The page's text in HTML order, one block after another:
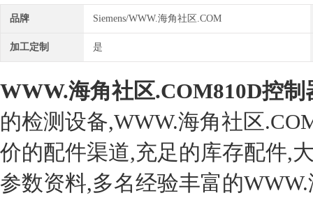
品牌 Siemens/WWW.海角社区.COM
加工定制 是
WWW.海角社区.COM810D控
的检测设备,WWW.海角社区
价的配件渠道,充足的库存配件,
参数资料,多名经验丰富的WWW.海